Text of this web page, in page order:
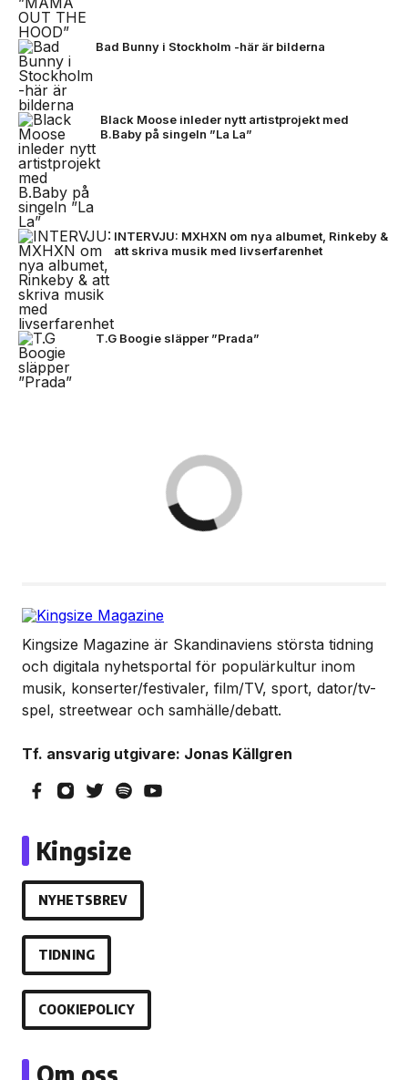
Bad Bunny i Stockholm -här är bilderna
Black Moose inleder nytt artistprojekt med
B.Baby på singeln ”La La”
INTERVJU: MXHXN om nya albumet, Rinkeby &
att skriva musik med livserfarenhet
T.G Boogie släpper ”Prada”
Kingsize Magazine är Skandinaviens största tidning
och digitala nyhetsportal för populärkultur inom
musik, konserter/festivaler, film/TV, sport, dator/tv-
spel, streetwear och samhälle/debatt.
Tf. ansvarig utgivare: Jonas Källgren
Kingsize
NYHETSBREV
TIDNING
COOKIEPOLICY